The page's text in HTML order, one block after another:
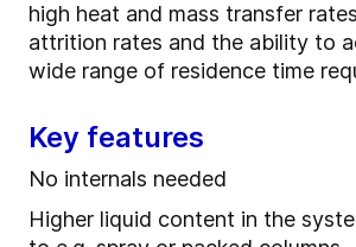
high heat and mass transfer
attrition rates and the ability to
wide range of residence time
Key features
No internals needed
Higher liquid content in the